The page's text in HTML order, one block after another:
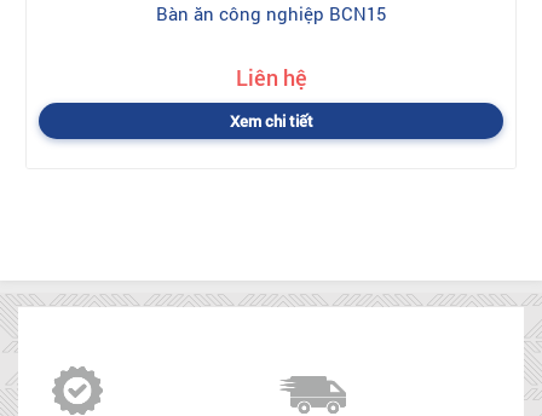
Bàn ăn công nghiệp BCN15
Liên hệ
Xem chi tiết